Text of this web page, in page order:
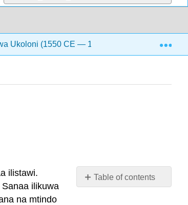
Ukoloni (1550 CE — 1750 CE) 9.8:
Table of contents
No
ilistawi.
ilikuwa
na mtindo